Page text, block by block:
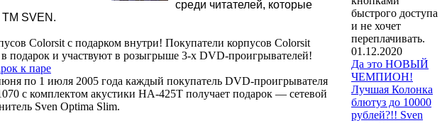
среди читателей, которые
ТМ SVEN.
Colorsit с подарком внутри! Покупатели корпусов Colorsit
и участвуют в розыгрыше 3-х DVD-проигрывателей!
к паре
по 1 июля 2005 года каждый покупатель DVD-проигрывателя
с комплектом акустики HA-425T получает подарок — сетевой
Sven Optima Slim.
быстрого доступа
и не хочет
переплачивать.
01.12.2020
Да это НОВЫЙ
ЧЕМПИОН!
Лучшая Колонка
блютуз до 10000
рублей?!! Sven